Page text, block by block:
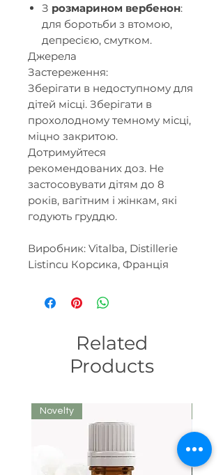
З розмарином вербенон:
для боротьби з втомою,
депресією, смутком.​
Джерела
Застереження:
Зберігати в недоступному для
дітей місці. Зберігати в
прохолодному темному місці,
міцно закритою.
Дотримуйтеся
рекомендованих доз. Не
застосовувати дітям до 8
років, вагітним і жінкам, які
годують груддю.
Виробник: Vitalba, Distillerie
Listincu Корсика, Франція
Related
Products
Novelty